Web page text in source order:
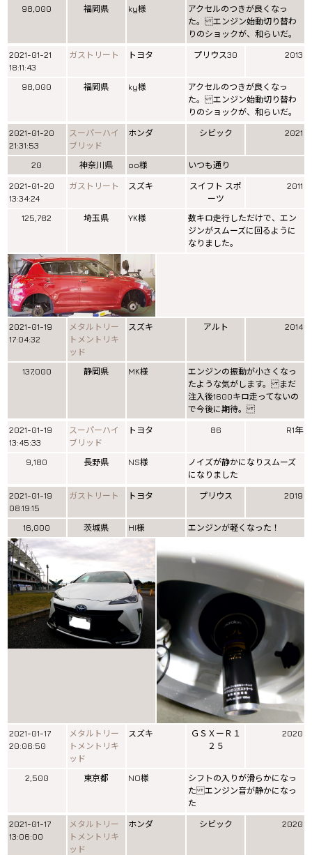
98,000 福岡県 ky様
アクセルのつきが良くなっ
た。 エンジン始動切り替わ
りのショックが、和らいだ。
2021-01-21
18:11:43
ガストリート トヨタ プリウス30 2013
98,000 福岡県 ky様
アクセルのつきが良くなっ
た。 エンジン始動切り替わ
りのショックが、和らいだ。
2021-01-20
21:31:53
スーパーハイ
ブリッド
ホンダ シビック 2021
20 神奈川県 oo様
いつも通り
2021-01-20
13:34:24
ガストリート スズキ
スイフト スポ
ーツ
2011
125,782 埼玉県 YK様
数キロ走行しただけで、エン
ジンがスムーズに回るように
なりました。
2021-01-19
17:04:32
メタルトリー
トメントリキ
ッド
スズキ アルト 2014
137,000 静岡県 MK様
エンジンの振動が小さくなっ
たような気がします。 まだ
注入後1600キロ走ってないの
で今後に期待。
2021-01-19
13:45:33
スーパーハイ
ブリッド
トヨタ 86 R1年
9,180 長野県 NS様
ノイズが静かになりスムーズ
になりました
2021-01-19
08:19:15
ガストリート トヨタ プリウス 2019
16,000 茨城県 HI様 エンジンが軽くなった！
2021-01-17
20:06:50
メタルトリー
トメントリキ
ッド
スズキ
ＧＳＸーＲ１
２５
2020
2,500 東京都 NO様
シフトの入りが滑らかになっ
た エンジン音が静かになっ
た
2021-01-17
13:06:00
メタルトリー
トメントリキ
ッド
ホンダ シビック 2020